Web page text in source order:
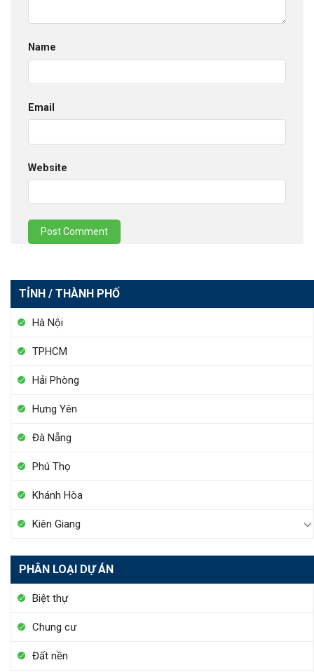
TỈNH / THÀNH PHỐ
Hà Nội
TPHCM
Hải Phòng
Hưng Yên
Đà Nẵng
Phú Thọ
Khánh Hòa
Kiên Giang
PHÂN LOẠI DỰ ÁN
Biệt thự
Chung cư
Đất nền
Name
Email
Website